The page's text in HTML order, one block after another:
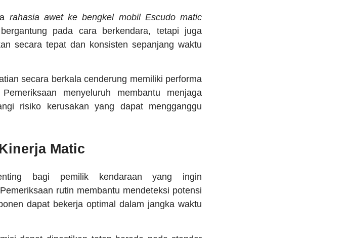
rahasia awet ke bengkel mobil Escudo matic
pada cara berkendara, tetapi juga
secara tepat dan konsisten sepanjang waktu
secara berkala cenderung memiliki performa
menyeluruh membantu menjaga
risiko kerusakan yang dapat mengganggu
Matic
bagi pemilik kendaraan yang ingin
rutin membantu mendeteksi potensi
dapat bekerja optimal dalam jangka waktu